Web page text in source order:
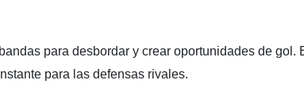
para desbordar y crear oportunidades de gol.
para las defensas rivales.